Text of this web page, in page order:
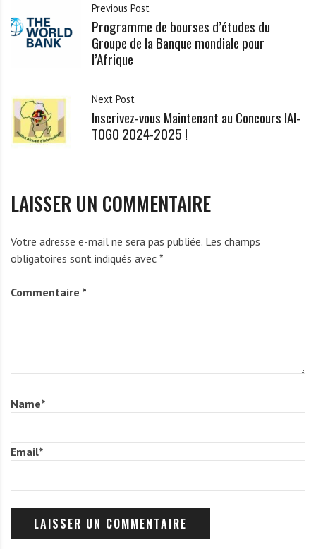
Previous Post
Programme de bourses d’études du
Groupe de la Banque mondiale pour
l’Afrique
Next Post
Inscrivez-vous Maintenant au Concours IAI-
TOGO 2024-2025 !
LAISSER UN COMMENTAIRE
Votre adresse e-mail ne sera pas publiée. Les champs
obligatoires sont indiqués avec *
Commentaire *
Name*
Email*